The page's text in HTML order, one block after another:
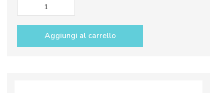
69,50€
Blue
Aggiungi al carrello